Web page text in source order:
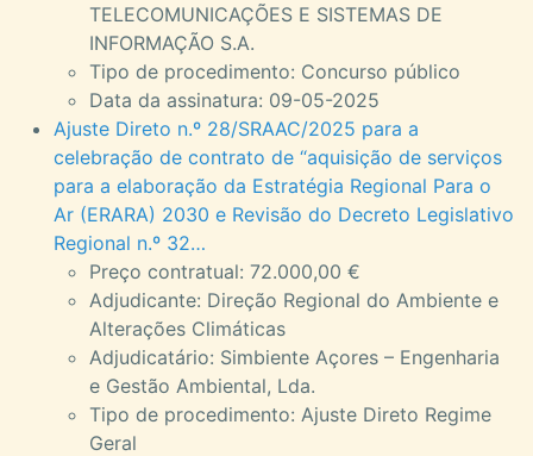
TELECOMUNICAÇÕES E SISTEMAS DE
INFORMAÇÃO S.A.
Tipo de procedimento: Concurso público
Data da assinatura: 09-05-2025
Ajuste Direto n.º 28/SRAAC/2025 para a
celebração de contrato de “aquisição de serviços
para a elaboração da Estratégia Regional Para o
Ar (ERARA) 2030 e Revisão do Decreto Legislativo
Regional n.º 32…
Preço contratual: 72.000,00 €
Adjudicante: Direção Regional do Ambiente e
Alterações Climáticas
Adjudicatário: Simbiente Açores – Engenharia
e Gestão Ambiental, Lda.
Tipo de procedimento: Ajuste Direto Regime
Geral